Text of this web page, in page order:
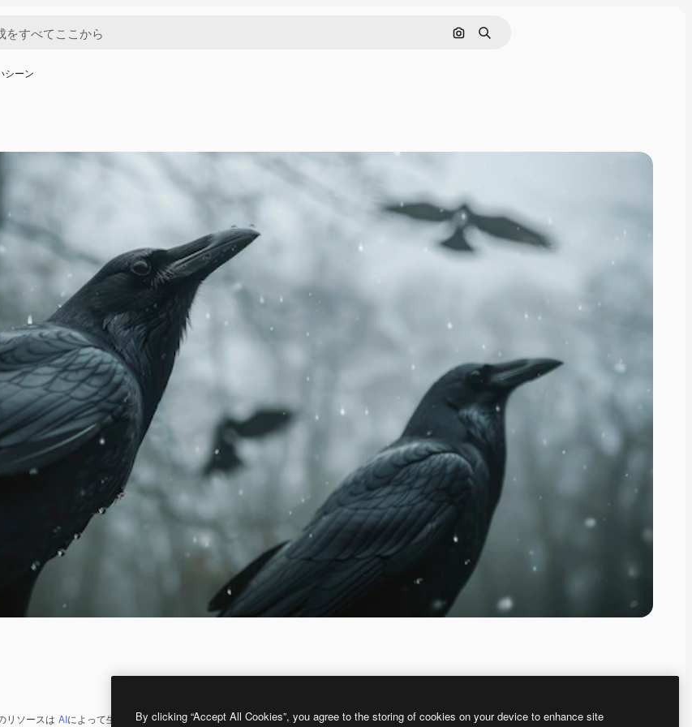
画像で検索
検索
シーン
リソースは AIによって生成されたものです。 AI画像生成ツールを使うと、あなた独自の画像を作成できます。
By clicking “Accept All Cookies”, you agree to the storing of cookies on your device to enhance site